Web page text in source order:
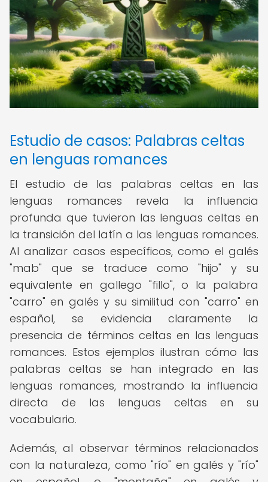
Estudio de casos: Palabras celtas
en lenguas romances
El estudio de las palabras celtas en las
lenguas romances revela la influencia
profunda que tuvieron las lenguas celtas en
la transición del latín a las lenguas romances.
Al analizar casos específicos, como el galés
"mab" que se traduce como "hijo" y su
equivalente en gallego "fillo", o la palabra
"carro" en galés y su similitud con "carro" en
español, se evidencia claramente la
presencia de términos celtas en las lenguas
romances. Estos ejemplos ilustran cómo las
palabras celtas se han integrado en las
lenguas romances, mostrando la influencia
directa de las lenguas celtas en su
vocabulario.
Además, al observar términos relacionados
con la naturaleza, como "río" en galés y "río"